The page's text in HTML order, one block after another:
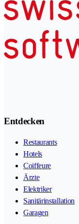
Entdecken
Restaurants
Hotels
Coiffeure
Ärzte
Elektriker
Sanitärinstallation
Garagen